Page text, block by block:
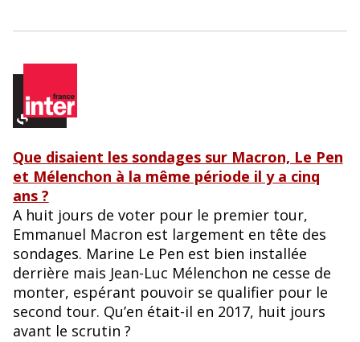
Que disaient les sondages sur Macron, Le Pen
et Mélenchon à la même période il y a cinq
ans ?
A huit jours de voter pour le premier tour,
Emmanuel Macron est largement en tête des
sondages. Marine Le Pen est bien installée
derrière mais Jean-Luc Mélenchon ne cesse de
monter, espérant pouvoir se qualifier pour le
second tour. Qu’en était-il en 2017, huit jours
avant le scrutin ?